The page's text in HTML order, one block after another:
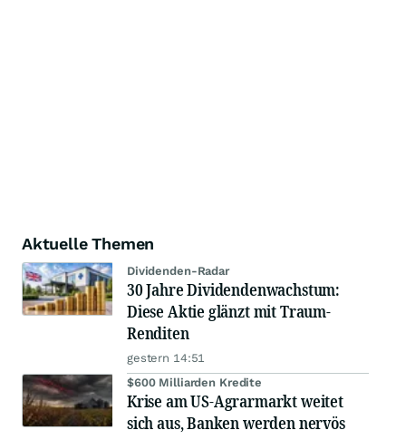
Aktuelle Themen
Dividenden-Radar
30 Jahre Dividendenwachstum:
Diese Aktie glänzt mit Traum-
Renditen
gestern 14:51
$600 Milliarden Kredite
Krise am US-Agrarmarkt weitet
sich aus, Banken werden nervös